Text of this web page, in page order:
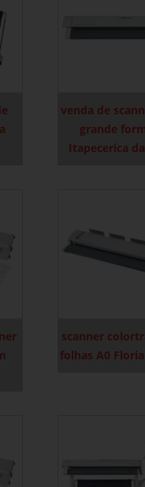
venda de
grande
Itapecerica
scanner
folhas A0